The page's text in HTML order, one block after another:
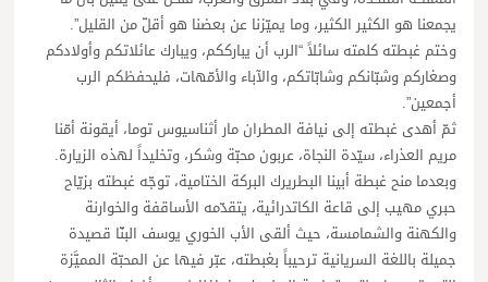
يجمعنا هو الكثير الكثير، وما يميّزنا عن بعضنا هو أقلّ من القليل”.
وختم غبطته كلمته سائلاً “الرب أن يبارككم، ويبارك عائلاتكم وأولادكم
وصغاركم وشبّانكم وشابّاتكم، والآباء والأمّهات، فليحفظكم الرب
أجمعين”.
ثمّ أهدى غبطته إلى نيافة المطران مار أثناسيوس توما، أيقونة أمّنا
مريم العذراء، سيّدة النجاة، عربون محبّة وشكر، وتخليداً لهذه الزيارة.
وبعدما منح غبطة أبينا البطريرك البركة الختامية، توجّه غبطته بزيّاح
حبري مهيب إلى قاعة الكاتدرائية، يتقدّمه الأساقفة والخوارنة
والكهنة والشمامسة، حيث ألقى الأب الخوري يوسف البنّا قصيدة
جميلة باللغة السريانية ترحيباً بغبطته، عبّر فيها عن المحبّة المميَّزة